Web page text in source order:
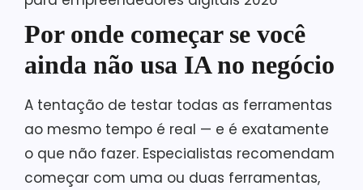
Por onde começar se você
ainda não usa IA no negócio
A tentação de testar todas as ferramentas
ao mesmo tempo é real — e é exatamente
o que não fazer. Especialistas recomendam
começar com uma ou duas ferramentas,